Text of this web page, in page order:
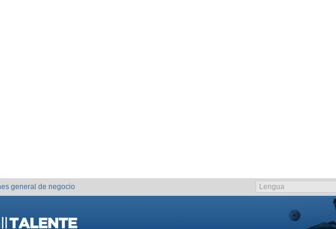
general de negocio